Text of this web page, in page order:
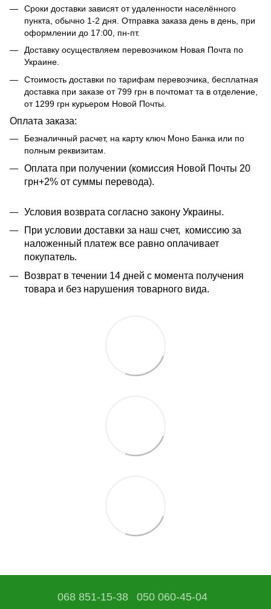
Сроки доставки зависят от удаленности населённого
пункта, обычно 1-2 дня. Отправка заказа день в день, при
оформлении до 17:00, пн-пт.
Доставку осуществляем перевозчиком Новая Почта по
Украине.
Стоимость доставки по тарифам перевозчика, бесплатная
доставка при заказе от 799 грн в почтомат та в отделение,
от 1299 грн курьером Новой Почты.
Оплата заказа:
Безналичный расчет, на карту ключ Моно Банка или по
полным реквизитам.
​​Оплата при получении (комиссия Новой Почты 20
грн+2% от суммы перевода).
Условия возврата согласно закону Украины.
При условии доставки за наш счет, комиссию за
наложенный платеж все равно оплачивает
покупатель.
Возврат в течении 14 дней с момента получения
товара и без нарушения товарного вида.
068 851-15-38 050 060-45-04